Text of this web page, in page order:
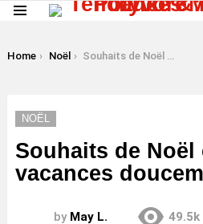
You are here:
Home Noël Souhaits de Noël et décor de vacances doucement paisible
NOËL
Souhaits de Noël
vacances
by May L. 49.5k